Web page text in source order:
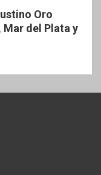
Oro
del Plata y